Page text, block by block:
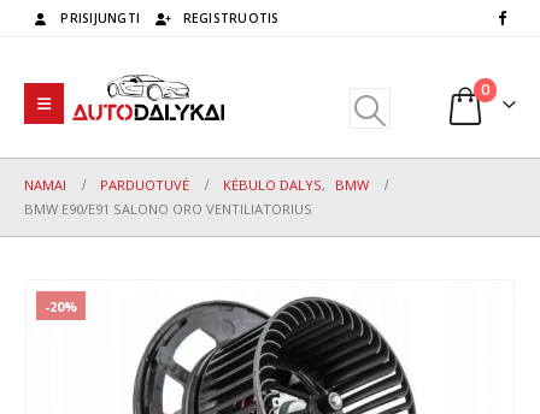
PRISIJUNGTI REGISTRUOTIS
0
NAMAI PARDUOTUVĖ KĖBULO DALYS,
BMW
BMW E90/E91 SALONO ORO VENTILIATORIUS
-20%